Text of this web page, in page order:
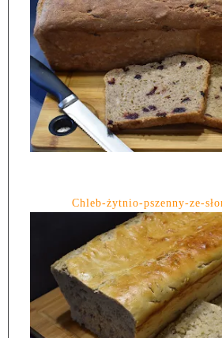
Chleb-żytnio-pszenny-ze-